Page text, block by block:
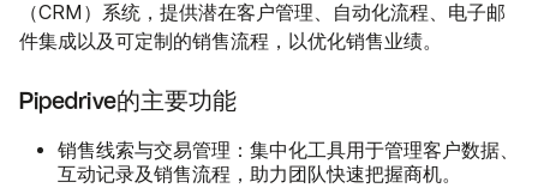
（CRM）系统，提供潜在客户管理、自动化流程、电子邮
件集成以及可定制的销售流程，以优化销售业绩。
Pipedrive的主要功能
销售线索与交易管理： 集中化工具用于管理客户数据、
互动记录及销售流程，助力团队快速把握商机。